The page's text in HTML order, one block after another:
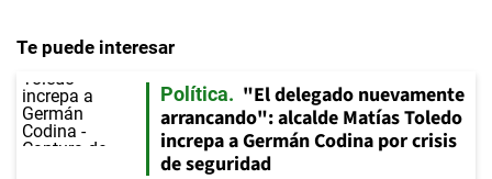
Te puede interesar
Política
"El delegado nuevamente
arrancando": alcalde Matías Toledo
increpa a Germán Codina por crisis
de seguridad